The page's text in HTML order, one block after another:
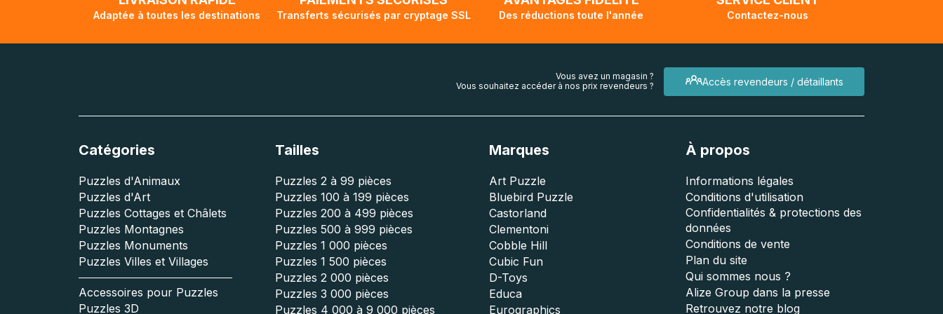
Adaptée à toutes les destinations Transferts sécurisés par cryptage SSL Des réductions toute l'année Contactez-nous
Accès revendeurs / détaillants
Vous avez un magasin ?
Vous souhaitez accéder à nos prix revendeurs ?
Catégories
Puzzles d'Animaux
Puzzles d'Art
Puzzles Cottages et Châlets
Puzzles Montagnes
Puzzles Monuments
Puzzles Villes et Villages
Accessoires pour Puzzles
Puzzles 3D
Tailles
Puzzles 2 à 99 pièces
Puzzles 100 à 199 pièces
Puzzles 200 à 499 pièces
Puzzles 500 à 999 pièces
Puzzles 1 000 pièces
Puzzles 1 500 pièces
Puzzles 2 000 pièces
Puzzles 3 000 pièces
Puzzles 4 000 à 9 000 pièces
Marques
Art Puzzle
Bluebird Puzzle
Castorland
Clementoni
Cobble Hill
Cubic Fun
D-Toys
Educa
Eurographics
À propos
Informations légales
Conditions d'utilisation
Confidentialités & protections des
données
Conditions de vente
Plan du site
Qui sommes nous ?
Alize Group dans la presse
Retrouvez notre blog